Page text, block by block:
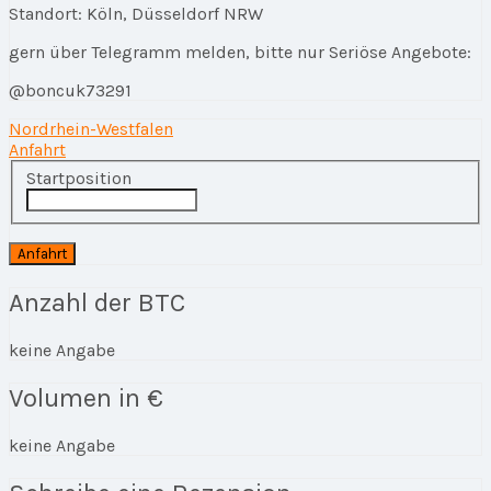
Standort: Köln, Düsseldorf NRW
gern über Telegramm melden, bitte nur Seriöse Angebote:
@boncuk73291
Nordrhein-Westfalen
Anfahrt
Startposition
Anzahl der BTC
keine Angabe
Volumen in €
keine Angabe